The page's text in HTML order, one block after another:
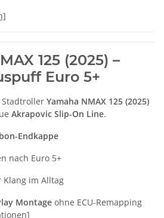
125 (2025) –
Euro 5+
Yamaha NMAX 125 (2025)
Akrapovic Slip-On Line.
Endkappe
nach Euro 5+
im Alltag
Montage ohne ECU-Remapping